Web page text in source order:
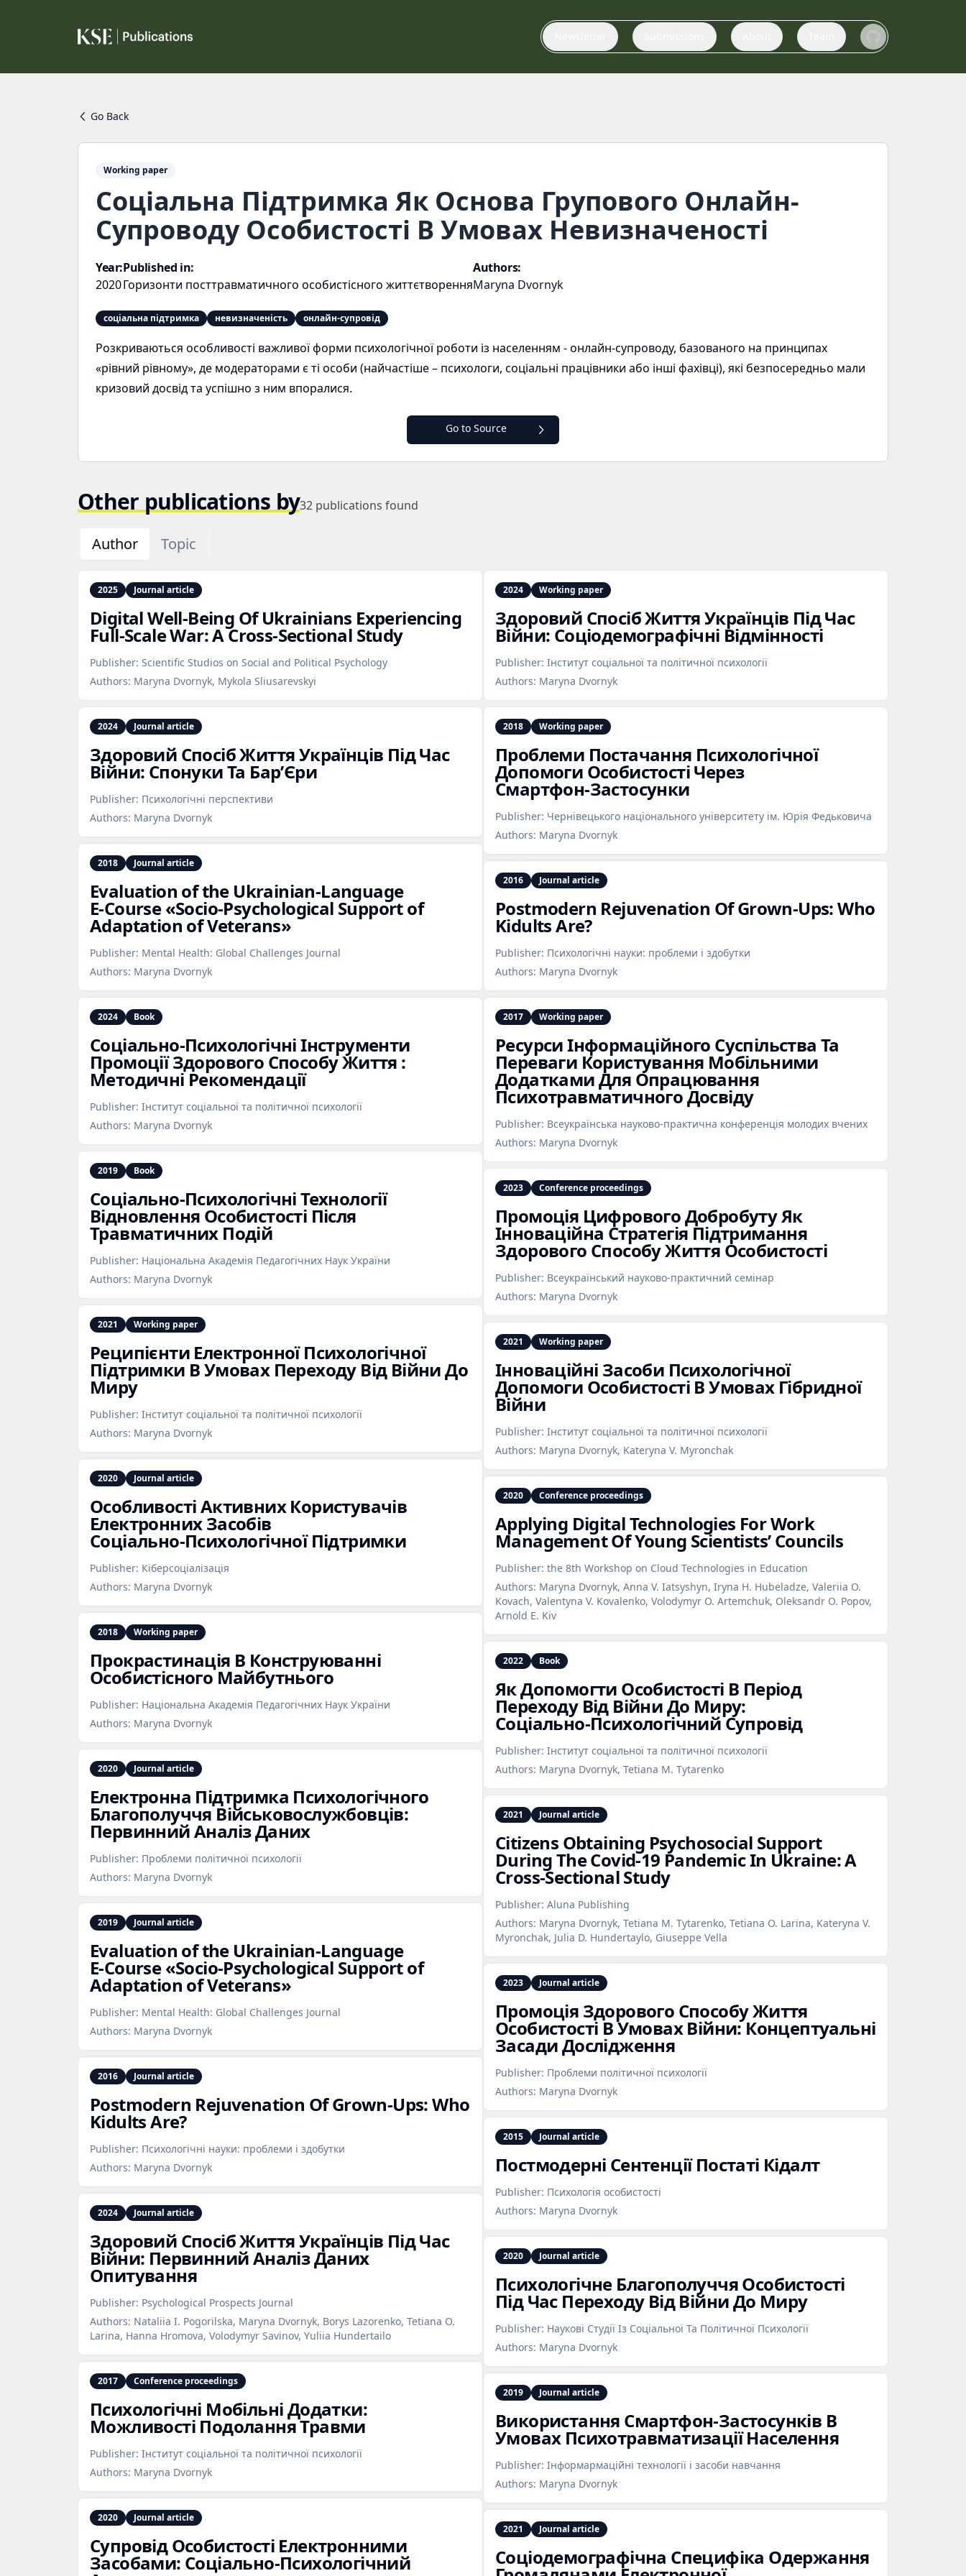
Go Back
Working paper
Соціальна Підтримка Як Основа Групового Онлайн-
Супроводу Особистості В Умовах Невизначеності
Year:
2020
Published in:
Горизонти посттравматичного особистісного життєтворення
Authors:
Maryna Dvornyk
соціальна підтримка невизначеність онлайн-супровід
Розкриваються особливості важливої форми психологічної роботи із населенням - онлайн-супроводу, базованого на принципах
«рівний рівному», де модераторами є ті особи (найчастіше – психологи, соціальні працівники або інші фахівці), які безпосередньо мали
кризовий досвід та успішно з ним впоралися.
Go to Source
Other publications by32 publications found
Author Topic
2025 Journal article
Digital Well‑Being Of Ukrainians Experiencing
Full‑Scale War: A Cross‑Sectional Study
Publisher: Scientific Studios on Social and Political Psychology
Authors: Maryna Dvornyk, Mykola Sliusarevskyi
2024 Journal article
Здоровий Спосіб Життя Українців Під Час
Війни: Спонуки Та Бар’Єри
Publisher: Психологічні перспективи
Authors: Maryna Dvornyk
2018 Journal article
Evaluation of the Ukrainian‑Language
E‑Course «Socio‑Psychological Support of
Adaptation of Veterans»
Publisher: Mental Health: Global Challenges Journal
Authors: Maryna Dvornyk
2024 Book
Соціально‑Психологічні Інструменти
Промоції Здорового Способу Життя :
Методичні Рекомендації
Publisher: Інститут соціальної та політичної психології
Authors: Maryna Dvornyk
2019 Book
Соціально‑Психологічні Технології
Відновлення Особистості Після
Травматичних Подій
Publisher: Національна Академія Педагогічних Наук України
Authors: Maryna Dvornyk
2021 Working paper
Реципієнти Електронної Психологічної
Підтримки В Умовах Переходу Від Війни До
Миру
Publisher: Інститут соціальної та політичної психології
Authors: Maryna Dvornyk
2020 Journal article
Особливості Активних Користувачів
Електронних Засобів
Соціально‑Психологічної Підтримки
Publisher: Кіберсоціалізація
Authors: Maryna Dvornyk
2018 Working paper
Прокрастинація В Конструюванні
Особистісного Майбутнього
Publisher: Національна Академія Педагогічних Наук України
Authors: Maryna Dvornyk
2020 Journal article
Електронна Підтримка Психологічного
Благополуччя Військовослужбовців:
Первинний Аналіз Даних
Publisher: Проблеми політичної психології
Authors: Maryna Dvornyk
2019 Journal article
Evaluation of the Ukrainian‑Language
E‑Course «Socio‑Psychological Support of
Adaptation of Veterans»
Publisher: Mental Health: Global Challenges Journal
Authors: Maryna Dvornyk
2016 Journal article
Postmodern Rejuvenation Of Grown‑Ups: Who
Kidults Are?
Publisher: Психологічні науки: проблеми і здобутки
Authors: Maryna Dvornyk
2024 Journal article
Здоровий Спосіб Життя Українців Під Час
Війни: Первинний Аналіз Даних
Опитування
Publisher: Psychological Prospects Journal
Authors: Nataliia I. Pogorilska, Maryna Dvornyk, Borys Lazorenko, Tetiana O.
Larina, Hanna Hromova, Volodymyr Savinov, Yuliia Hundertailo
2017 Conference proceedings
Психологічні Мобільні Додатки:
Можливості Подолання Травми
Publisher: Інститут соціальної та політичної психології
Authors: Maryna Dvornyk
2020 Journal article
Супровід Особистості Електронними
Засобами: Соціально‑Психологічний
2024 Working paper
Здоровий Спосіб Життя Українців Під Час
Війни: Соціодемографічні Відмінності
Publisher: Інститут соціальної та політичної психології
Authors: Maryna Dvornyk
2018 Working paper
Проблеми Постачання Психологічної
Допомоги Особистості Через
Смартфон‑Застосунки
Publisher: Чернівецького національного університету ім. Юрія Федьковича
Authors: Maryna Dvornyk
2016 Journal article
Postmodern Rejuvenation Of Grown‑Ups: Who
Kidults Are?
Publisher: Психологічні науки: проблеми і здобутки
Authors: Maryna Dvornyk
2017 Working paper
Ресурси Інформаційного Суспільства Та
Переваги Користування Мобільними
Додатками Для Опрацювання
Психотравматичного Досвіду
Publisher: Всеукраїнська науково-практична конференція молодих вчених
Authors: Maryna Dvornyk
2023 Conference proceedings
Промоція Цифрового Добробуту Як
Інноваційна Стратегія Підтримання
Здорового Способу Життя Особистості
Publisher: Всеукраїнський науково-практичний семінар
Authors: Maryna Dvornyk
2021 Working paper
Інноваційні Засоби Психологічної
Допомоги Особистості В Умовах Гібридної
Війни
Publisher: Інститут соціальної та політичної психології
Authors: Maryna Dvornyk, Kateryna V. Myronchak
2020 Conference proceedings
Applying Digital Technologies For Work
Management Of Young Scientists’ Councils
Publisher: the 8th Workshop on Cloud Technologies in Education
Authors: Maryna Dvornyk, Anna V. Iatsyshyn, Iryna H. Hubeladze, Valeriia O.
Kovach, Valentyna V. Kovalenko, Volodymyr O. Artemchuk, Oleksandr O. Popov,
Arnold E. Kiv
2022 Book
Як Допомогти Особистості В Період
Переходу Від Війни До Миру:
Соціально‑Психологічний Супровід
Publisher: Інститут соціальної та політичної психології
Authors: Maryna Dvornyk, Tetiana M. Tytarenko
2021 Journal article
Citizens Obtaining Psychosocial Support
During The Covid‑19 Pandemic In Ukraine: A
Cross‑Sectional Study
Publisher: Aluna Publishing
Authors: Maryna Dvornyk, Tetiana M. Tytarenko, Tetiana O. Larina, Kateryna V.
Myronchak, Julia D. Hundertaylo, Giuseppe Vella
2023 Journal article
Промоція Здорового Способу Життя
Особистості В Умовах Війни: Концептуальні
Засади Дослідження
Publisher: Проблеми політичної психології
Authors: Maryna Dvornyk
2015 Journal article
Постмодерні Сентенції Постаті Кідалт
Publisher: Психологія особистості
Authors: Maryna Dvornyk
2020 Journal article
Психологічне Благополуччя Особистості
Під Час Переходу Від Війни До Миру
Publisher: Наукові Студії Із Соціальної Та Політичної Психології
Authors: Maryna Dvornyk
2019 Journal article
Використання Смартфон‑Застосунків В
Умовах Психотравматизації Населення
Publisher: Інформармаційні технології і засоби навчання
Authors: Maryna Dvornyk
2021 Journal article
Соціодемографічна Специфіка Одержання